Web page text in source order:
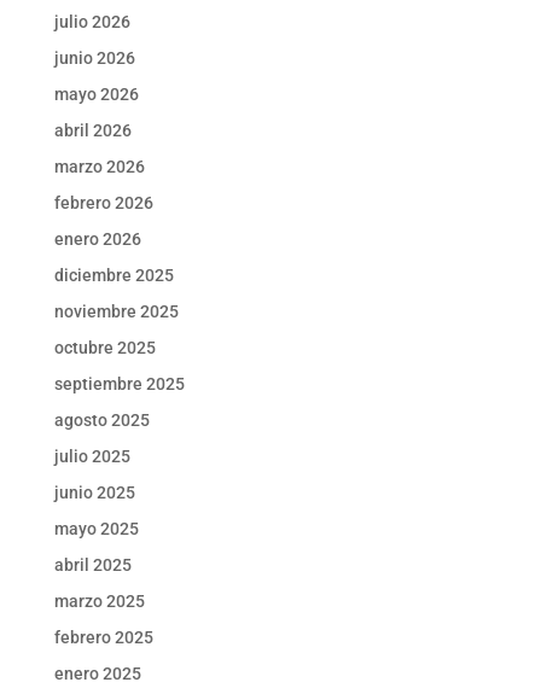
julio 2026
junio 2026
mayo 2026
abril 2026
marzo 2026
febrero 2026
enero 2026
diciembre 2025
noviembre 2025
octubre 2025
septiembre 2025
agosto 2025
julio 2025
junio 2025
mayo 2025
abril 2025
marzo 2025
febrero 2025
enero 2025